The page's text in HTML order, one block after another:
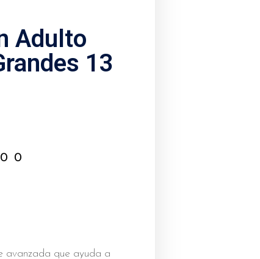
Adulto
13
avanzada que ayuda a